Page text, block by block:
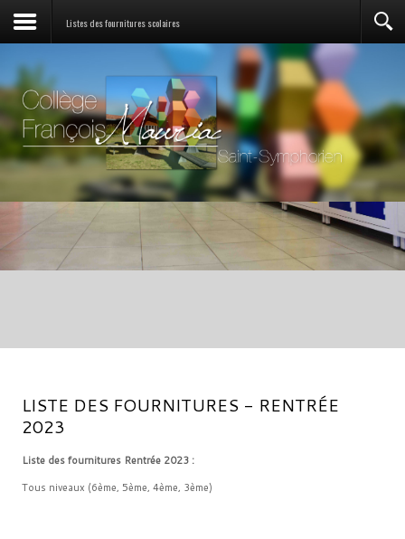
Listes des fournitures scolaires
LISTE DES FOURNITURES - RENTRÉE
2023
Liste des fournitures Rentrée 2023 :
Tous niveaux (6ème, 5ème, 4ème, 3ème)